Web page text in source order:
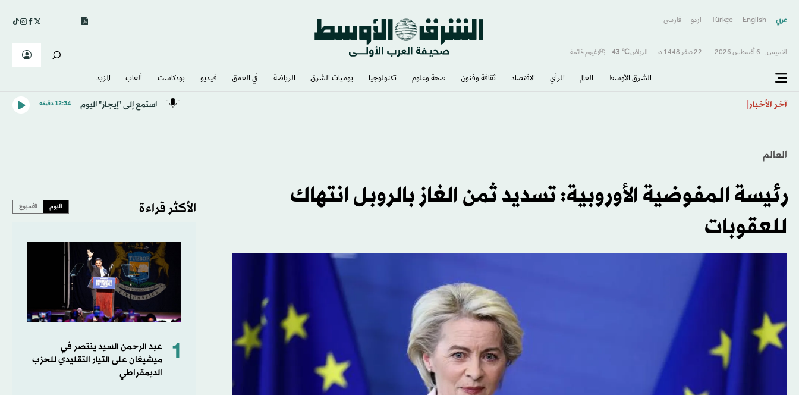
عربي English
Türkçe اردو فارسى
الخميس, 6 أغسطس 2026 - 22 صفَر 1448 هـ الرياض℃
43 غيوم قاتمة
الشرق الأوسط​ العالم الرأي الاقتصاد ثقافة وفنون صحة وعلوم تكنولوجيا يوميات الشرق​ الرياضة في العمق فيديو بودكاست ألعاب المزيد
آخر الأخبار استمع إلى "إيجاز" اليوم 12:34 دقيقه
العالم
رئيسة المفوضية الأوروبية: تسديد ثمن الغاز بالروبل انتهاك
للعقوبات
الأكثر قراءة اليوم الأسبوع
1
عبد الرحمن السيد ينتصر في
ميشيغان على التيار التقليدي للحزب
الديمقراطي